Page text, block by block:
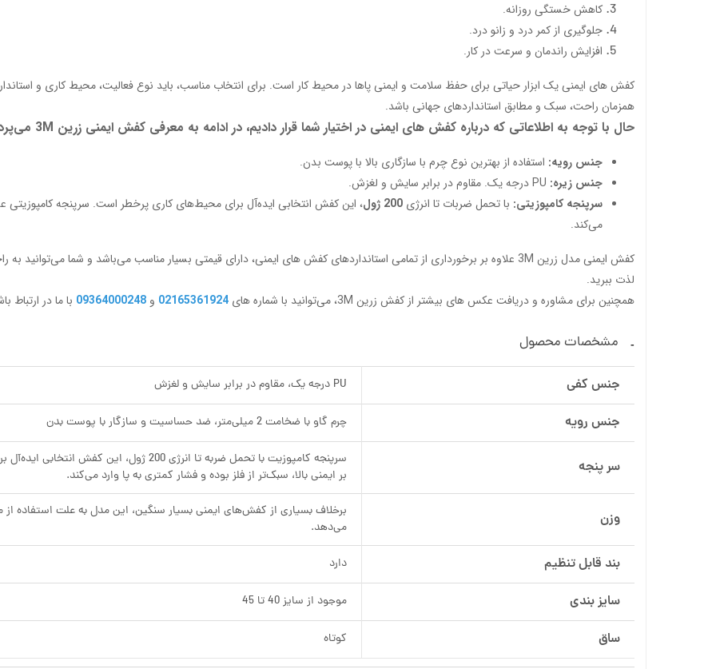
کاهش خستگی روزانه.
جلوگیری از کمر درد و زانو درد.
افزایش راندمان و سرعت در کار.
کفش های ایمنی یک ابزار حیاتی برای حفظ سلامت و ایمنی پاها در محیط کار است. برای انتخاب مناسب، باید نوع فعالیت، محیط کاری و
همزمان راحت، سبک و مطابق استانداردهای جهانی باشد.
حال با توجه به اطلاعاتی که درباره کفش های ایمنی در اختیار شما قرار دادیم، در ادامه به معرفی کفش ایمنی زرین 3M می‌پردازیم:
جنس رویه: استفاده از بهترین نوع چرم با سازگاری بالا با پوست بدن.
جنس زیره:
سرپنجه کامپوزیتی: با تحمل ضربات تا انرژی 200 ژول
، این کفش انتخابی ایده‌آل برای محیط‌های کاری پرخطر است. سرپنجه کامپوزیتی
می‌کند.
کفش ایمنی مدل زرین 3M علاوه بر برخورداری از تمامی استانداردهای کفش های ایمنی، دارای قیمتی بسیار مناسب می‌باشد و شما می‌توانید به راحتی از طریق
لذت ببرید.
همچنین برای مشاوره و دریافت عکس های بیشتر از کفش زرین 3M، می‌توانید با شماره های
02165361924 و 09364000248 با ما در ارتباط
مشخصات محصول
جنس کفی PU درجه یک، مقاوم در برابر سایش و لغزش
جنس رویه چرم گاو با ضخامت 2 میلی‌متر، ضد حساسیت و سازگار با پوست بدن
سر پنجه
سرپنجه کامپوزیت با تحمل ضربه تا انرژی 200
بر ایمنی بالا، سبک‌تر از فلز بوده و فشار کمتری به پا وارد می‌کند.
وزن
برخلاف بسیاری از کفش‌های ایمنی بسیار سنگین، این مدل به علت استفاده
می‌دهد.
بند قابل تنظیم دارد
سایز بندی موجود از سایز 40 تا 45
ساق کوتاه